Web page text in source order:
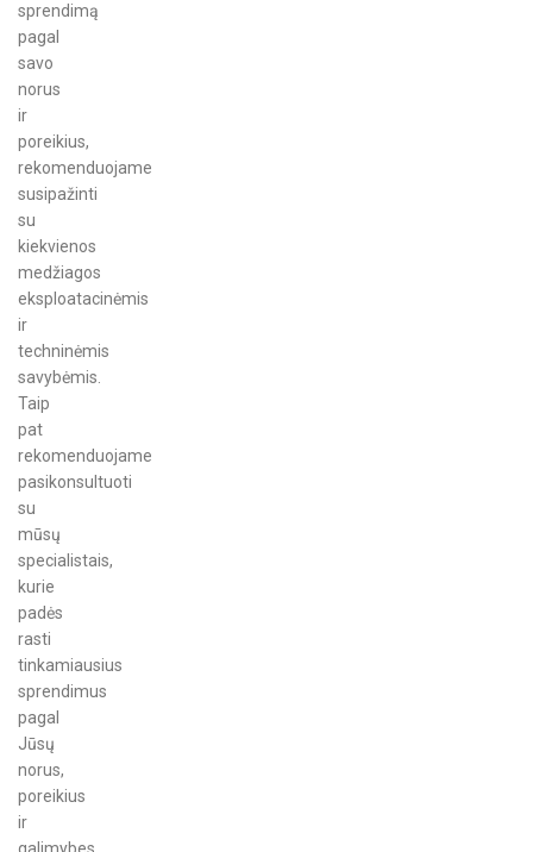
sprendimą
pagal
savo
norus
ir
poreikius,
rekomenduojame
susipažinti
su
kiekvienos
medžiagos
eksploatacinėmis
ir
techninėmis
savybėmis.
Taip
pat
rekomenduojame
pasikonsultuoti
su
mūsų
specialistais,
kurie
padės
rasti
tinkamiausius
sprendimus
pagal
Jūsų
norus,
poreikius
ir